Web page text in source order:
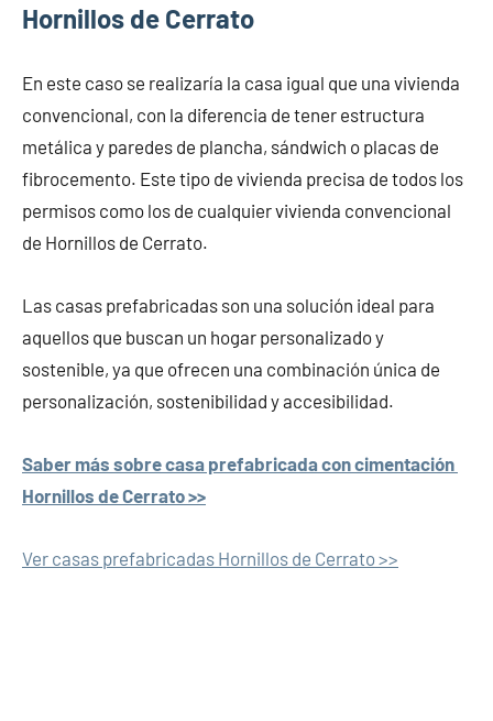
Hornillos de Cerrato
En este caso se realizaría la casa igual que una vivienda
convencional, con la diferencia de tener estructura
metálica y paredes de plancha, sándwich o placas de
fibrocemento. Este tipo de vivienda precisa de todos los
permisos como los de cualquier vivienda convencional
de Hornillos de Cerrato.
Las casas prefabricadas son una solución ideal para
aquellos que buscan un hogar personalizado y
sostenible, ya que ofrecen una combinación única de
personalización, sostenibilidad y accesibilidad.
Saber más sobre casa prefabricada con cimentación
Hornillos de Cerrato >>
Ver casas prefabricadas Hornillos de Cerrato >>